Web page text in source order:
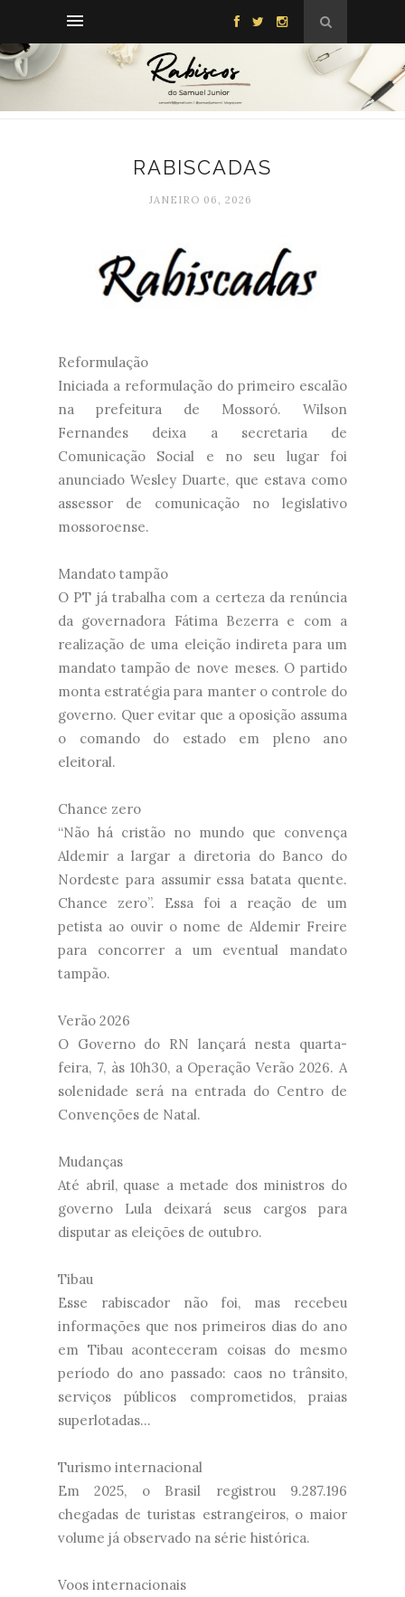
RABISCADAS
JANEIRO 06, 2026
Reformulação
Iniciada a reformulação do primeiro escalão
na prefeitura de Mossoró. Wilson
Fernandes deixa a secretaria de
Comunicação Social e no seu lugar foi
anunciado Wesley Duarte, que estava como
assessor de comunicação no legislativo
mossoroense.
Mandato tampão
O PT já trabalha com a certeza da renúncia
da governadora Fátima Bezerra e com a
realização de uma eleição indireta para um
mandato tampão de nove meses. O partido
monta estratégia para manter o controle do
governo. Quer evitar que a oposição assuma
o comando do estado em pleno ano
eleitoral.
Chance zero
“Não há cristão no mundo que convença
Aldemir a largar a diretoria do Banco do
Nordeste para assumir essa batata quente.
Chance zero”. Essa foi a reação de um
petista ao ouvir o nome de Aldemir Freire
para concorrer a um eventual mandato
tampão.
Verão 2026
O Governo do RN lançará nesta quarta-
feira, 7, às 10h30, a Operação Verão 2026. A
solenidade será na entrada do Centro de
Convenções de Natal.
Mudanças
Até abril, quase a metade dos ministros do
governo Lula deixará seus cargos para
disputar as eleições de outubro.
Tibau
Esse rabiscador não foi, mas recebeu
informações que nos primeiros dias do ano
em Tibau aconteceram coisas do mesmo
período do ano passado: caos no trânsito,
serviços públicos comprometidos, praias
superlotadas...
Turismo internacional
Em 2025, o Brasil registrou 9.287.196
chegadas de turistas estrangeiros, o maior
volume já observado na série histórica.
Voos internacionais